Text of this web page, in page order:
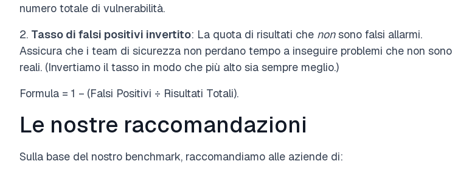
numero totale di vulnerabilità.
2. Tasso di falsi positivi invertito: La quota di risultati che nonsono falsi allarmi.
Assicura che i team di sicurezza non perdano tempo a inseguire problemi che non sono
reali. (Invertiamo il tasso in modo che più alto sia sempre meglio.)
Formula = 1 − (Falsi Positivi ÷ Risultati Totali).
Le nostre raccomandazioni
Sulla base del nostro benchmark, raccomandiamo alle aziende di: